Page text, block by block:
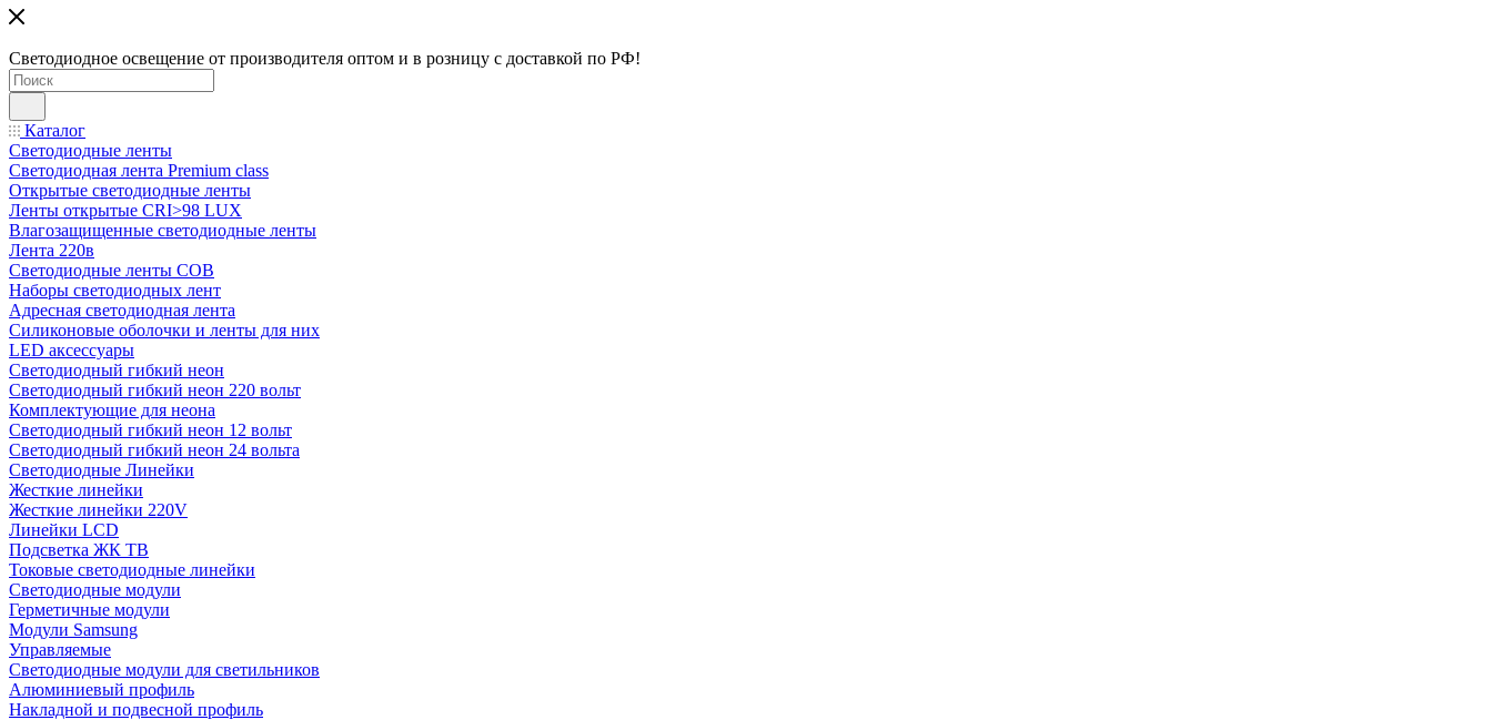
Светодиодное освещение от производителя оптом и в розницу с доставкой по РФ!
Каталог
Светодиодные ленты
Светодиодная лента Premium class
Открытые светодиодные ленты
Ленты открытые CRI>98 LUX
Влагозащищенные светодиодные ленты
Лента 220в
Светодиодные ленты COB
Наборы светодиодных лент
Адресная светодиодная лента
Силиконовые оболочки и ленты для них
LED аксессуары
Светодиодный гибкий неон
Светодиодный гибкий неон 220 вольт
Комплектующие для неона
Светодиодный гибкий неон 12 вольт
Светодиодный гибкий неон 24 вольта
Светодиодные Линейки
Жесткие линейки
Жесткие линейки 220V
Линейки LCD
Подсветка ЖК ТВ
Токовые светодиодные линейки
Светодиодные модули
Герметичные модули
Модули Samsung
Управляемые
Светодиодные модули для светильников
Алюминиевый профиль
Накладной и подвесной профиль